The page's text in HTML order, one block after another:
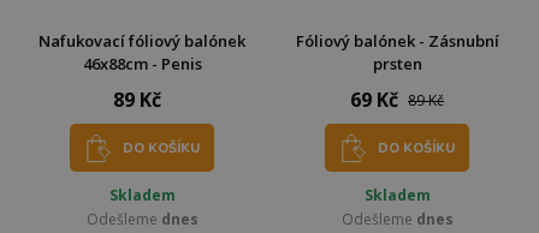
Nafukovací fóliový balónek
46x88cm - Penis
89 Kč
DO KOŠÍKU
Skladem
Odešleme dnes
Fóliový balónek - Zásnubní
prsten
69 Kč 89 Kč
DO KOŠÍKU
Skladem
Odešleme dnes